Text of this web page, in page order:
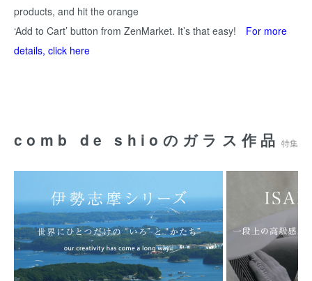
products, and hit the orange
‘Add to Cart’ button from ZenMarket. It’s that easy! For more
details, click here
comb de shioのガラス作品 特集